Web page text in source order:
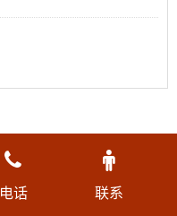
电话 联系